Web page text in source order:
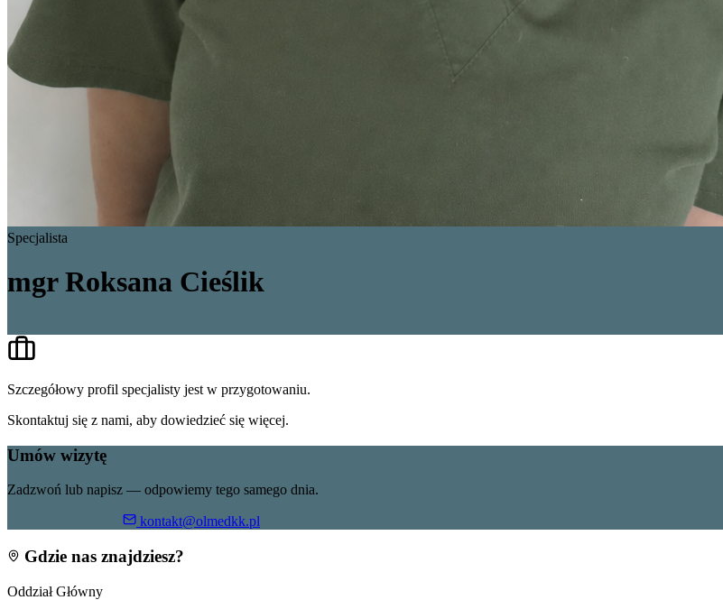
Specjalista
mgr Roksana Cieślik
Szczegółowy profil specjalisty jest w przygotowaniu.
Skontaktuj się z nami, aby dowiedzieć się więcej.
Umów wizytę
Zadzwoń lub napisz — odpowiemy tego samego dnia.
kontakt@olmedkk.pl
Gdzie nas znajdziesz?
Oddział Główny